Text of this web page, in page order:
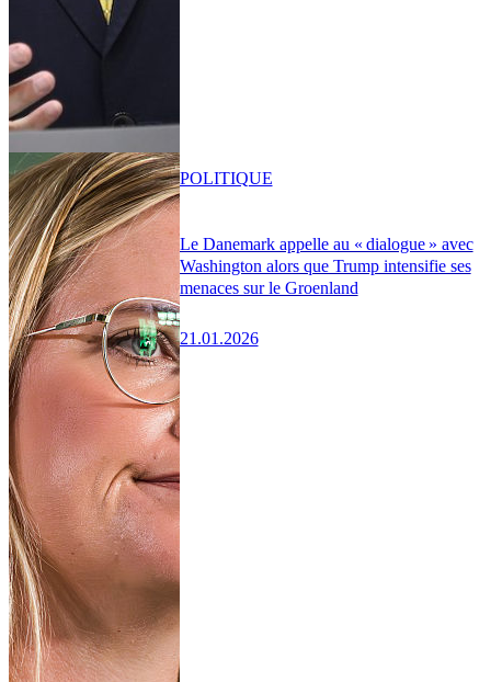
Le Danemark appelle au « dialogue » avec
Washington alors que Trump intensifie ses
menaces sur le Groenland
21.01.2026
POLITIQUE